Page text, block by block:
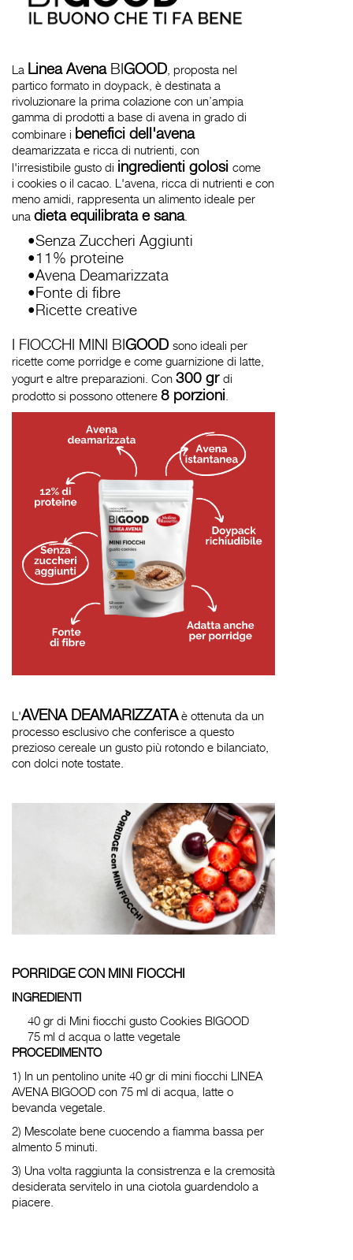
La Linea AvenaBIGOOD , proposta nel
partico formato in doypack, è destinata a
rivoluzionare la prima colazione con un’ampia
gamma di prodotti a base di avena in grado di
combinare i benefici dell'avena
deamarizzata e ricca di nutrienti, con
l'irresistibile gusto di ingredienti golosi come
i cookies o il cacao. L'avena, ricca di nutrienti e con
meno amidi, rappresenta un alimento ideale per
una dieta equilibrata e sana.
•Senza Zuccheri Aggiunti
•11% proteine
•Avena Deamarizzata
•Fonte di fibre
•Ricette creative
I FIOCCHI MINI BIGOOD sono ideali per
ricette come porridge e come guarnizione di latte,
yogurt e altre preparazioni. Con 300 gr di
prodotto si possono ottenere 8 porzioni
L'AVENA DEAMARIZZATAè ottenuta da un
processo esclusivo che conferisce a questo
prezioso cereale un gusto più rotondo e bilanciato,
con dolci note tostate.
PORRIDGE CON MINI FIOCCHI
INGREDIENTI
40 gr di Mini fiocchi gusto Cookies BIGOOD
75 ml d acqua o latte vegetale
PROCEDIMENTO
1) In un pentolino unite 40 gr di mini fiocchi LINEA
AVENA BIGOOD con 75 ml di acqua, latte o
bevanda vegetale.
2) Mescolate bene cuocendo a fiamma bassa per
almento 5 minuti.
3) Una volta raggiunta la consistrenza e la cremosità
desiderata servitelo in una ciotola guardendolo a
piacere.